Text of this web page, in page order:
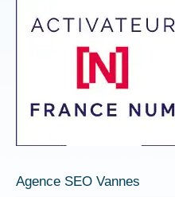
Agence SEO Vannes